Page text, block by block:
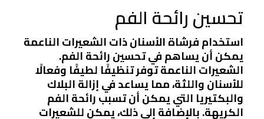
تحسين رائحة الفم
استخدام فرشاة الأسنان ذات الشعيرات الناعمة
يمكن أن يساهم في تحسين رائحة الفم.
الشعيرات الناعمة توفر تنظيفًا لطيفًا وفعالًا
للأسنان واللثة، مما يساعد في إزالة البلاك
والبكتيريا التي يمكن أن تسبب رائحة الفم
الكريهة. بالإضافة إلى ذلك، يمكن للشعيرات